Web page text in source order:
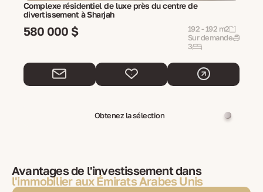
Complexe résidentiel de luxe près du centre de
divertissement à Sharjah
580 000 $
192 - 192 m2
Sur demande
3
Obtenez la sélection
Avantages de l'investissement dans
l'immobilier aux Émirats Arabes Unis